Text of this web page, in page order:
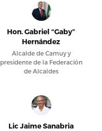
Hon. Gabriel “Gaby”
Hernández
Alcalde de Camuy y
presidente de la Federación
de Alcaldes
Lic Jaime Sanabria